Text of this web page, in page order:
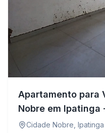
Apartamento para
Nobre em Ipatinga
Cidade Nobre Ipatinga